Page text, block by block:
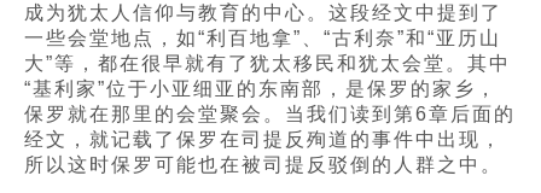
成为犹太人信仰与教育的中心。这段经文中提到了
一些会堂地点，如“利百地拿”、“古利奈”和“亚历山
大”等，都在很早就有了犹太移民和犹太会堂。其中
“基利家”位于小亚细亚的东南部，是保罗的家乡，
保罗就在那里的会堂聚会。当我们读到第6章后面的
经文，就记载了保罗在司提反殉道的事件中出现，
所以这时保罗可能也在被司提反驳倒的人群之中。